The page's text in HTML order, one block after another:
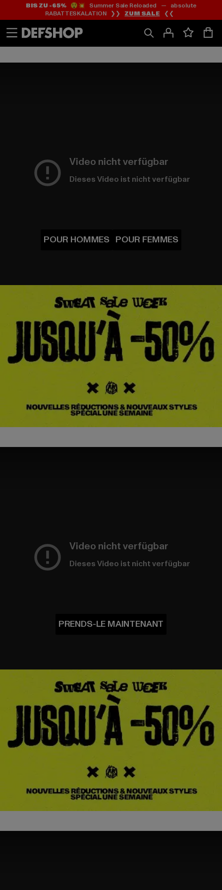
Zum
Inhalt
springen
Zum
Fußzeile
springen
BIS ZU -65%😲💥 Summer Sale Reloaded — absolute
RABATTESKALATION ❯❯ ZUM SALE ❮❮
Video nicht verfügbar
Dieses Video ist nicht verfügbar
Video nicht verfügbar
Dieses Video ist nicht verfügbar